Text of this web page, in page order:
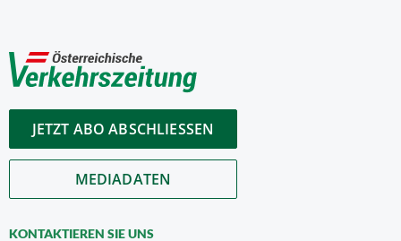
JETZT ABO ABSCHLIESSEN
MEDIADATEN
KONTAKTIEREN SIE UNS